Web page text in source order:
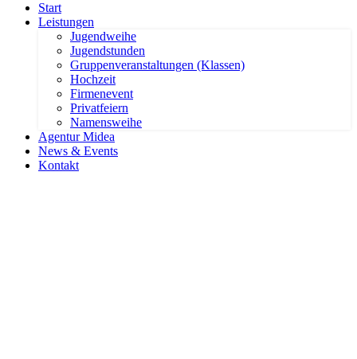
Start
Leistungen
Jugendweihe
Jugendstunden
Gruppenveranstaltungen (Klassen)
Hochzeit
Firmenevent
Privatfeiern
Namensweihe
Agentur Midea
News & Events
Kontakt